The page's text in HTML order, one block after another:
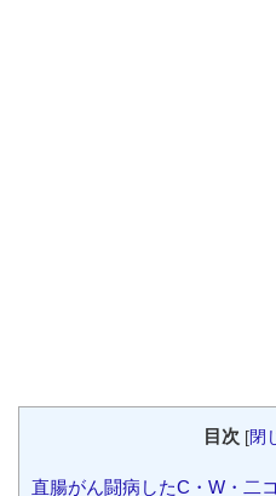
目次 [閉
直腸がん闘病したC・W・二